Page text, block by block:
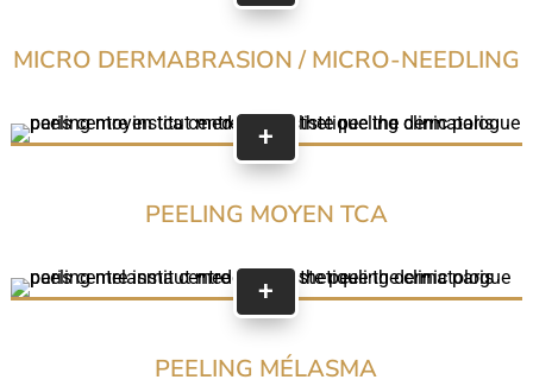
MICRO DERMABRASION / MICRO-NEEDLING
+
PEELING MOYEN TCA
+
PEELING MÉLASMA